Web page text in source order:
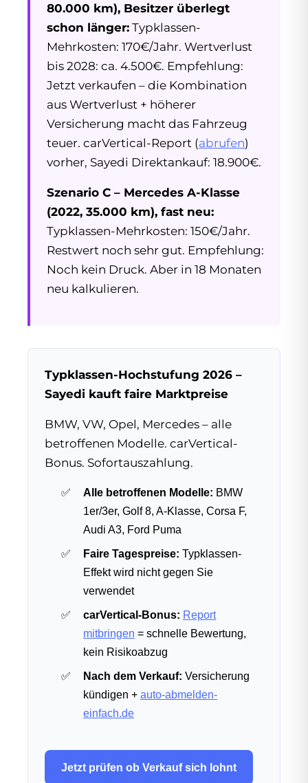
80.000 km), Besitzer überlegt
schon länger: Typklassen-
Mehrkosten: 170€/Jahr. Wertverlust
bis 2028: ca. 4.500€. Empfehlung:
Jetzt verkaufen – die Kombination
aus Wertverlust + höherer
Versicherung macht das Fahrzeug
teuer. carVertical-Report (abrufen)
vorher, Sayedi Direktankauf: 18.900€.
Szenario C – Mercedes A-Klasse
(2022, 35.000 km), fast neu:
Typklassen-Mehrkosten: 150€/Jahr.
Restwert noch sehr gut. Empfehlung:
Noch kein Druck. Aber in 18 Monaten
neu kalkulieren.
Typklassen-Hochstufung 2026 –
Sayedi kauft faire Marktpreise
BMW, VW, Opel, Mercedes – alle
betroffenen Modelle. carVertical-
Bonus. Sofortauszahlung.
Alle betroffenen Modelle: BMW
1er/3er, Golf 8, A-Klasse, Corsa F,
Audi A3, Ford Puma
Faire Tagespreise: Typklassen-
Effekt wird nicht gegen Sie
verwendet
carVertical-Bonus: Report
mitbringen = schnelle Bewertung,
kein Risikoabzug
Nach dem Verkauf: Versicherung
kündigen + auto-abmelden-
einfach.de
Jetzt prüfen ob Verkauf sich lohnt